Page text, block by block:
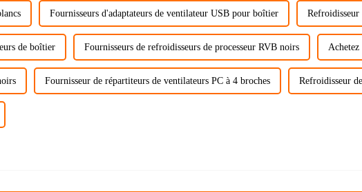
Fournisseurs d'adaptateurs de ventilateur USB pour boîtier Refroidisseur
de boîtier Fournisseurs de refroidisseurs de processeur RVB noirs
Fournisseur de répartiteurs de ventilateurs PC à 4 broches Refroidisseur